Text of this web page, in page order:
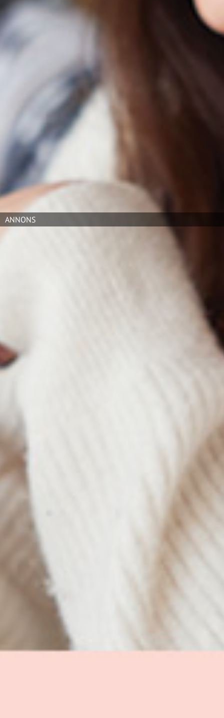
I flera tusen år har det funnits regler för mått och vikt.
Längd var bland det första som människan systematiskt
exempelvis, som blev en allmänt vedertagen måttenhet
omkring år 2 500 f Kr, byggde på avståndet mellan
I Europa dröjde det lång tid innan några mätstorheter
fastställdes. Först på 1200-talet definierades några
enheter i Storbritannien och på 1600-talet fick Sverige
en kunglig reglering. Men det var först med
metersystemet som arbetet med den internationella
samordningen kom igång på allvar. Efter franska
revolutionen antogs metersystemet först i Frankrike
1799.